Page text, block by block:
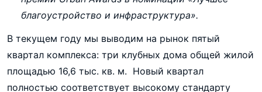
благоустройство и инфраструктура».
В текущем году мы выводим на рынок пятый
квартал комплекса: три клубных дома общей жилой
площадью 16,6 тыс. кв. м. Новый квартал
полностью соответствует высокому стандарту